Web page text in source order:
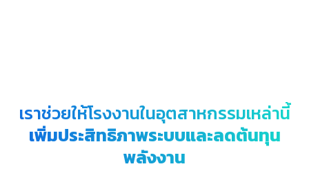
เราช่วยให้โรงงานในอุตสาหกรรมเหล่านี้
เพิ่มประสิทธิภาพระบบและลดต้นทุน
พลังงาน